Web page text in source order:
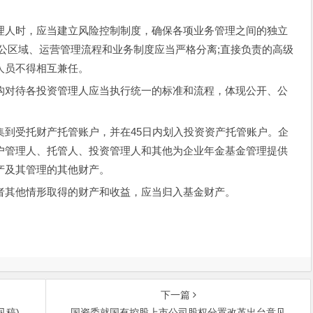
，应当建立风险控制制度，确保各项业务管理之间的独立
区域、运营管理流程和业务制度应当严格分离;直接负责的高级
不得相互兼任。
各投资管理人应当执行统一的标准和流程，体现公开、公
托财产托管账户，并在45日内划入投资资产托管账户。企
理人、托管人、投资管理人和其他为企业年金基金管理提供
其管理的其他财产。
情形取得的财产和收益，应当归入基金财产。
下一篇